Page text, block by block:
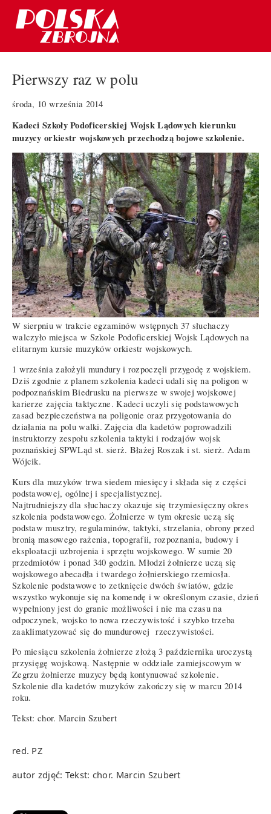
Pierwszy raz w polu
środa, 10 września 2014
Kadeci Szkoły Podoficerskiej Wojsk Lądowych kierunku
muzycy orkiestr wojskowych przechodzą bojowe szkolenie.
W sierpniu w trakcie egzaminów wstępnych 37 słuchaczy
walczyło miejsca w Szkole Podoficerskiej Wojsk Lądowych na
elitarnym kursie muzyków orkiestr wojskowych.
1 września założyli mundury i rozpoczęli przygodę z wojskiem.
Dziś zgodnie z planem szkolenia kadeci udali się na poligon w
podpoznańskim Biedrusku na pierwsze w swojej wojskowej
karierze zajęcia taktyczne. Kadeci uczyli się podstawowych
zasad bezpieczeństwa na poligonie oraz przygotowania do
działania na polu walki. Zajęcia dla kadetów poprowadzili
instruktorzy zespołu szkolenia taktyki i rodzajów wojsk
poznańskiej SPWLąd st. sierż. Błażej Roszak i st. sierż. Adam
Wójcik.
Kurs dla muzyków trwa siedem miesięcy i składa się z części
podstawowej, ogólnej i specjalistycznej.
Najtrudniejszy dla słuchaczy okazuje się trzymiesięczny okres
szkolenia podstawowego. Żołnierze w tym okresie uczą się
podstaw musztry, regulaminów, taktyki, strzelania, obrony przed
bronią masowego rażenia, topografii, rozpoznania, budowy i
eksploatacji uzbrojenia i sprzętu wojskowego. W sumie 20
przedmiotów i ponad 340 godzin. Młodzi żołnierze uczą się
wojskowego abecadła i twardego żołnierskiego rzemiosła.
Szkolenie podstawowe to zetknięcie dwóch światów, gdzie
wszystko wykonuje się na komendę i w określonym czasie, dzień
wypełniony jest do granic możliwości i nie ma czasu na
odpoczynek, wojsko to nowa rzeczywistość i szybko trzeba
zaaklimatyzować się do mundurowej rzeczywistości.
Po miesiącu szkolenia żołnierze złożą 3 października uroczystą
przysięgę wojskową. Następnie w oddziale zamiejscowym w
Zegrzu żołnierze muzycy będą kontynuować szkolenie.
Szkolenie dla kadetów muzyków zakończy się w marcu 2014
roku.
Tekst: chor. Marcin Szubert
red. PZ
autor zdjęć: Tekst: chor. Marcin Szubert